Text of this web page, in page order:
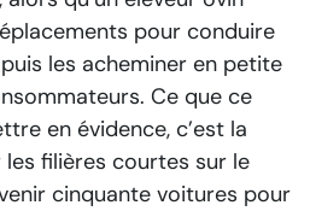
pour conduire
les acheminer en petite
Ce que ce
en évidence, c’est la
les filières courtes sur le
cinquante voitures pour